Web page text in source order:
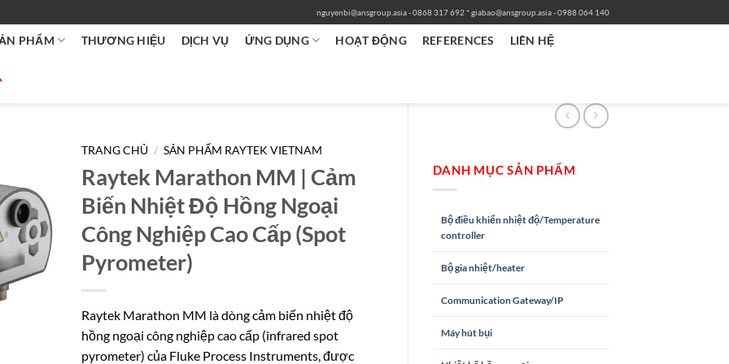
nguyenbi@ansgroup.asia- 0868 317 692 -giabao@ansgroup.asia- 0988 064 140
PHẨM THƯƠNG HIỆU DỊCH VỤ ỨNG DỤNG HOẠT ĐỘNG REFERENCES LIÊN HỆ
DANH MỤC SẢN PHẨM
Bộ điều khiển nhiệt độ/Temperature
controller
Bộ gia nhiệt/heater
Communication Gateway/IP
Máy hút bụi
TRANG CHỦ / SẢN PHẨM RAYTEK VIETNAM
Raytek Marathon MM | Cảm
Biến Nhiệt Độ Hồng Ngoại
Công Nghiệp Cao Cấp (Spot
Pyrometer)
Raytek Marathon MM là dòng cảm biến nhiệt độ
hồng ngoại công nghiệp cao cấp (infrared spot
pyrometer) của Fluke Process Instruments, được